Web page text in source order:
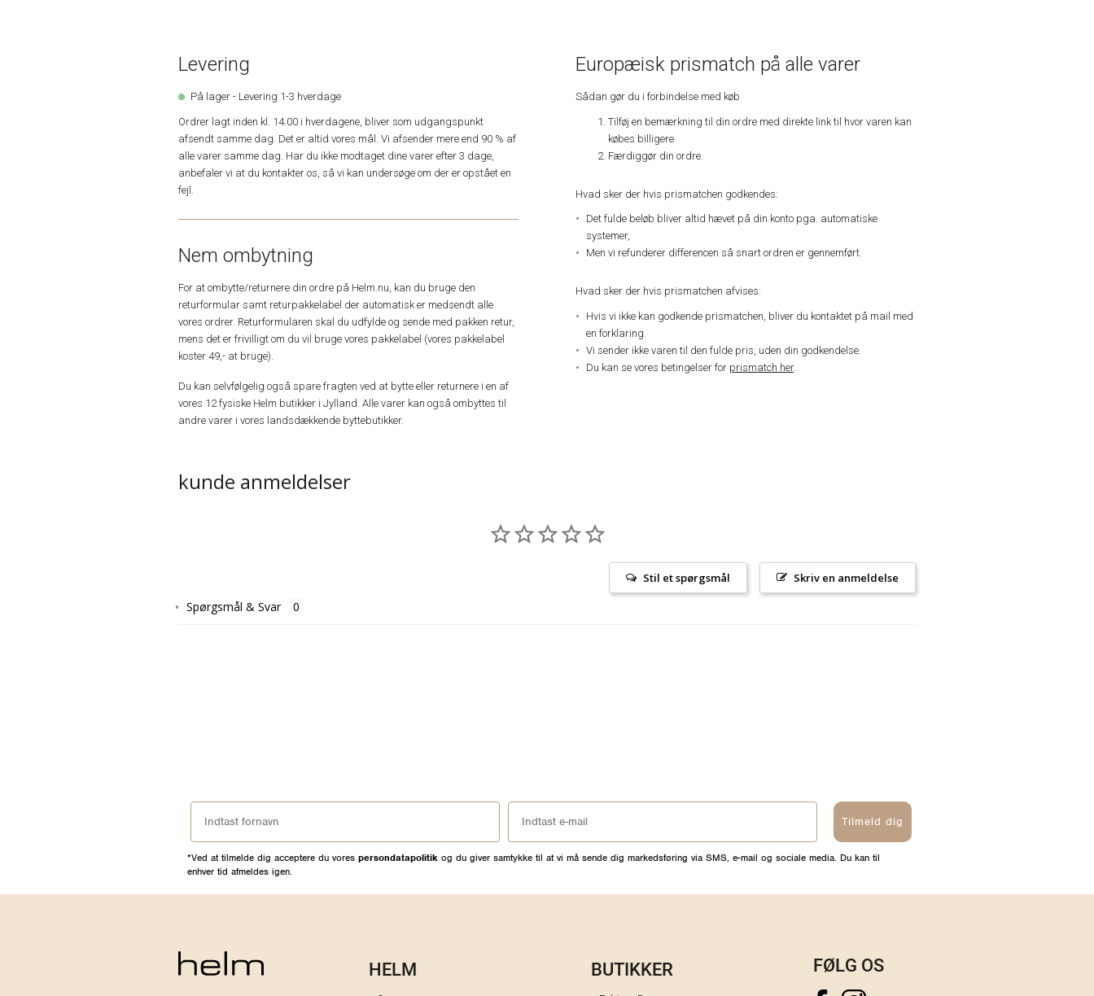
Levering
På lager - Levering 1-3 hverdage
Ordrer lagt inden kl. 14.00 i hverdagene, bliver som udgangspunkt
afsendt samme dag. Det er altid vores mål. Vi afsender mere end 90 % af
alle varer samme dag. Har du ikke modtaget dine varer efter 3 dage,
anbefaler vi at du kontakter os, så vi kan undersøge om der er opstået en
fejl.
Nem ombytning
For at ombytte/returnere din ordre på Helm.nu, kan du bruge den
returformular samt returpakkelabel der automatisk er medsendt alle
vores ordrer. Returformularen skal du udfylde og sende med pakken retur,
mens det er frivilligt om du vil bruge vores pakkelabel (vores pakkelabel
koster 49,- at bruge).
Du kan selvfølgelig også spare fragten ved at bytte eller returnere i en af
vores 12 fysiske Helm butikker i Jylland. Alle varer kan også ombyttes til
andre varer i vores landsdækkende byttebutikker.
Europæisk prismatch på alle varer
Sådan gør du i forbindelse med køb
Tilføj en bemærkning til din ordre med direkte link til hvor varen kan
købes billigere
Færdiggør din ordre.
Hvad sker der hvis prismatchen godkendes:
Det fulde beløb bliver altid hævet på din konto pga. automatiske
systemer,
Men vi refunderer differencen så snart ordren er gennemført.
Hvad sker der hvis prismatchen afvises:
Hvis vi ikke kan godkende prismatchen, bliver du kontaktet på mail med
en forklaring.
Vi sender ikke varen til den fulde pris, uden din godkendelse.
Du kan se vores betingelser for prismatch her.
kunde anmeldelser
Skriv en anmeldelse
Stil et spørgsmål
Spørgsmål & Svar
Tilmeld dig
*Ved at tilmelde dig acceptere du vores persondatapolitik og du giver samtykke til at vi må sende dig markedsføring via SMS, e-mail og sociale media. Du kan til
enhver tid afmeldes igen.
HELM BUTIKKER FØLG OS